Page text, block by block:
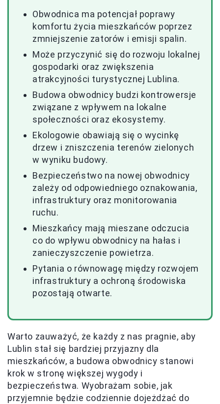
Obwodnica ma potencjał poprawy
komfortu życia mieszkańców poprzez
zmniejszenie zatorów i emisji spalin.
Może przyczynić się do rozwoju lokalnej
gospodarki oraz zwiększenia
atrakcyjności turystycznej Lublina.
Budowa obwodnicy budzi kontrowersje
związane z wpływem na lokalne
społeczności oraz ekosystemy.
Ekologowie obawiają się o wycinkę
drzew i zniszczenia terenów zielonych
w wyniku budowy.
Bezpieczeństwo na nowej obwodnicy
zależy od odpowiedniego oznakowania,
infrastruktury oraz monitorowania
ruchu.
Mieszkańcy mają mieszane odczucia
co do wpływu obwodnicy na hałas i
zanieczyszczenie powietrza.
Pytania o równowagę między rozwojem
infrastruktury a ochroną środowiska
pozostają otwarte.
Warto zauważyć, że każdy z nas pragnie, aby
Lublin stał się bardziej przyjazny dla
mieszkańców, a budowa obwodnicy stanowi
krok w stronę większej wygody i
bezpieczeństwa. Wyobrażam sobie, jak
przyjemnie będzie codziennie dojeżdżać do